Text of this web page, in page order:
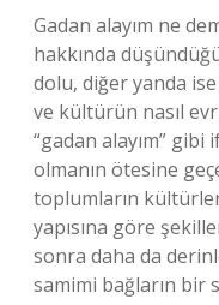
Gadan alayım ne
hakkında
dolu, diğer yanda
ve kültürün nasıl
“gadan alayım”
olmanın ötesine
toplumların
yapısına göre
sonra daha da
samimi bağların bir